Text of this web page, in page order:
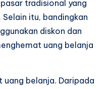
tradisional yang
itu, bandingkan
diskon dan
uang belanja
belanja. Daripada